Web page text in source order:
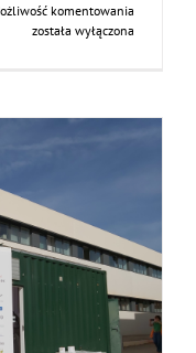
komentowania
została wyłączona
Spain
Food Circle 3